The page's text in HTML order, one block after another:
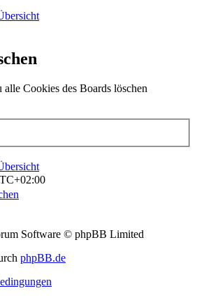
Cookies des Boards löschen
Software © phpBB Limited
phpBB.de